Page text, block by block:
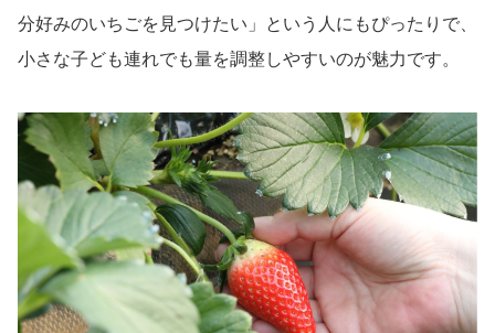
分好みのいちごを見つけたい」という人にもぴったりで、
小さな子ども連れでも量を調整しやすいのが魅力です。